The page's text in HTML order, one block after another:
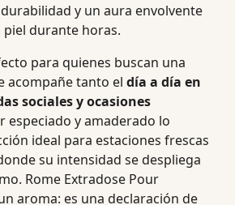
y un aura envolvente
durante horas.
para quienes buscan una
acompañe tanto el día a día en
sociales y ocasiones
especiado y amaderado lo
ideal para estaciones frescas
su intensidad se despliega
Rome Extradose Pour
aroma: es una declaración de